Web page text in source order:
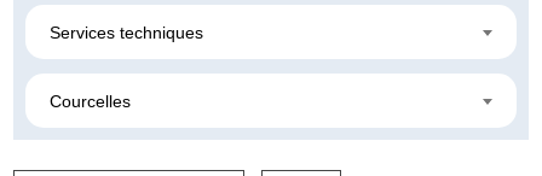
Services techniques
Courcelles